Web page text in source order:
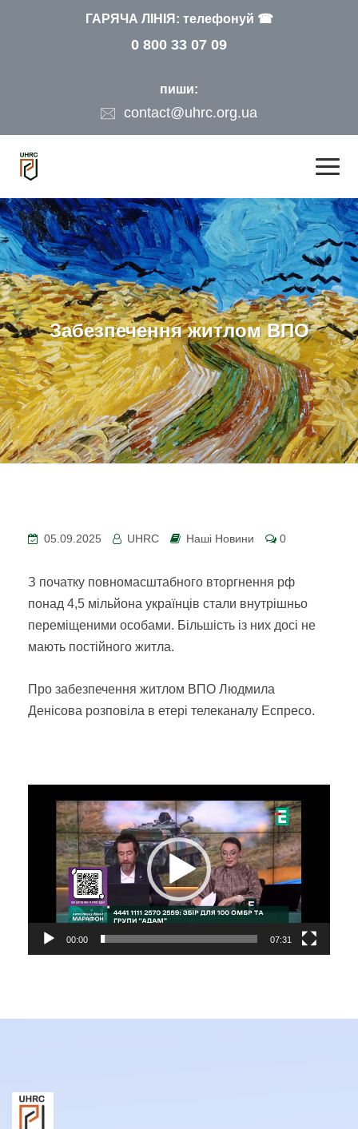
ГАРЯЧА ЛІНІЯ: телефонуй ☎
0 800 33 07 09
пиши:
contact@uhrc.org.ua
Забезпечення житлом ВПО
05.09.2025 UHRC Наші Новини 0
З початку повномасштабного вторгнення рф
понад 4,5 мільйона українців стали внутрішньо
переміщеними особами. Більшість із них досі не
мають постійного житла.
Про забезпечення житлом ВПО Людмила
Денісова розповіла в етері телеканалу Еспресо.
00:00 07:31